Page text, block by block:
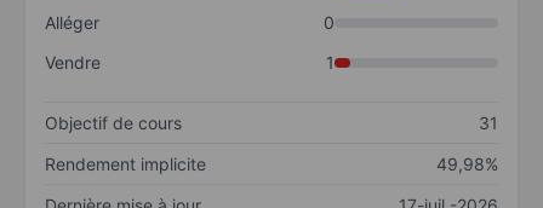
Alléger
0
Vendre
1
Objectif de cours
31
Rendement implicite
49,98%